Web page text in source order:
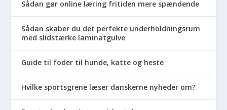
Sådan gør online læring fritiden mere spændende
Sådan skaber du det perfekte underholdningsrum
med slidstærke laminatgulve
Guide til foder til hunde, katte og heste
Hvilke sportsgrene læser danskerne nyheder om?